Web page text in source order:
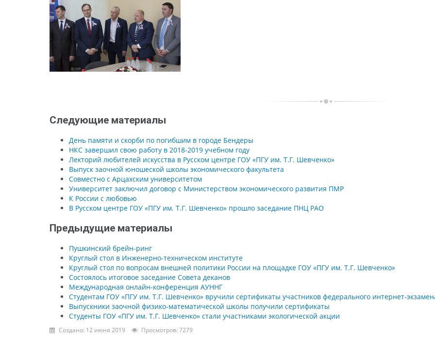
Следующие материалы
День памяти и скорби по погибшим в городе Бендеры
НКС завершил свою работу в 2018-2019 учебном году
Лекторий любителей искусства в Русском центре ГОУ «ПГУ им. Т.Г. Шевченко»
Выпуск заочной юношеской школы экономического факультета
Совместно с Арцахским университетом
Университет заключил договор с Министерством экономического развития ПМР
К России с любовью
В Русском центре ГОУ «ПГУ им. Т.Г. Шевченко» прошло заседание ПНЦ РАО
Предыдущие материалы
Пушкинский брейн-ринг
Круглый стол в Инженерно-техническом институте
Круглый стол по вопросам внешней политики России на площадке ГОУ «ПГУ им. Т.Г. Шевченко»
Состоялось итоговое заседание Совета деканов
Международная онлайн-конференция АУННГ
Студентам ГОУ «ПГУ им. Т.Г. Шевченко» вручили сертификаты участников федерального интернет-
Выпускники заочной физико-математической школы получили сертификаты
Студенты ГОУ «ПГУ им. Т.Г. Шевченко» стали участниками экологической акции
Создано: 12 июня 2019 Просмотров: 7279